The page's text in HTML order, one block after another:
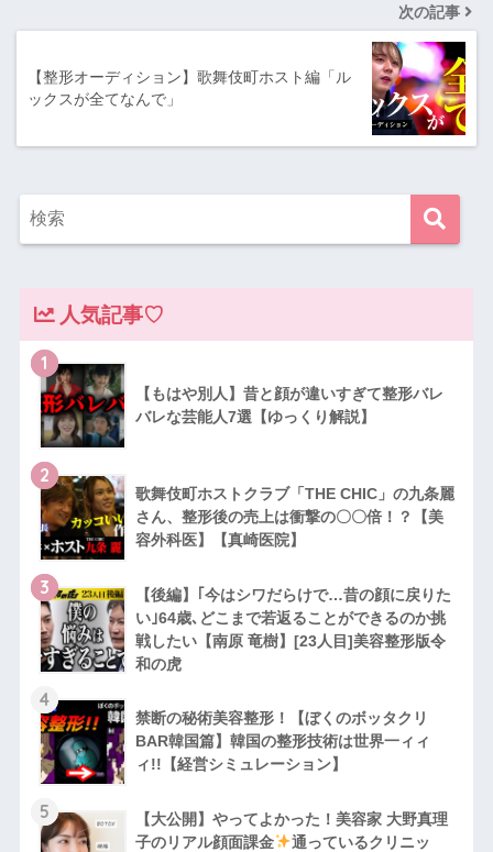
次の記事
【整形オーディション】歌舞伎町ホスト編「ル
ックスが全てなんで」
人気記事♡
1
【もはや別人】昔と顔が違いすぎて整形バレ
バレな芸能人7選【ゆっくり解説】
2
歌舞伎町ホストクラブ「THE CHIC」の九条麗
さん、整形後の売上は衝撃の〇〇倍！？【美
容外科医】【真崎医院】
3
【後編】｢今はシワだらけで…昔の顔に戻りた
い｣64歳､どこまで若返ることができるのか挑
戦したい【南原 竜樹】[23人目]美容整形版令
和の虎
4
禁断の秘術美容整形！【ぼくのボッタクリ
BAR韓国篇】韓国の整形技術は世界一ィィ
ィ!!【経営シミュレーション】
5
【大公開】やってよかった！美容家 大野真理
子のリアル顔面課金
通っているクリニッ